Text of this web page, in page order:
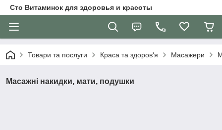
Сто Витаминок для здоровья и красоты
Товари та послуги Краса та здоров'я Масажери
Масажні накидки, мати, подушки